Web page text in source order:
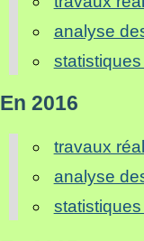
analyse
En 2016
travaux
analyse